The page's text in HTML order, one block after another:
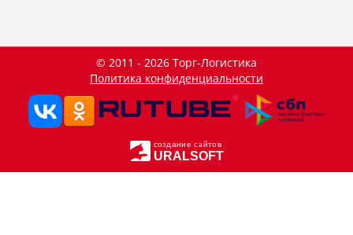
© 2011 - 2026 Торг-Логистика
Политика конфиденциальности
создание сайтов
URALSOFT